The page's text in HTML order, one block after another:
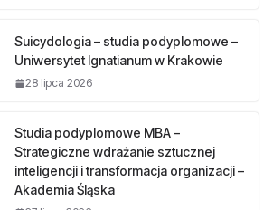
Suicydologia – studia podyplomowe –
Uniwersytet Ignatianum w Krakowie
28 lipca 2026
Studia podyplomowe MBA –
Strategiczne wdrażanie sztucznej
inteligencji i transformacja organizacji –
Akademia Śląska